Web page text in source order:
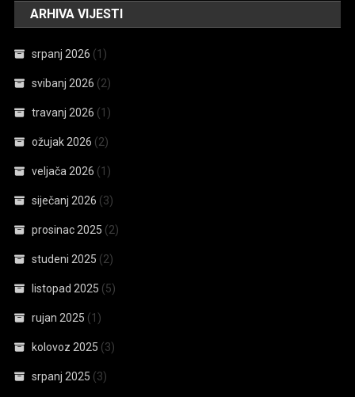
ARHIVA VIJESTI
srpanj 2026 (1)
svibanj 2026 (2)
travanj 2026 (1)
ožujak 2026 (2)
veljača 2026 (1)
siječanj 2026 (3)
prosinac 2025 (2)
studeni 2025 (2)
listopad 2025 (5)
rujan 2025 (1)
kolovoz 2025 (3)
srpanj 2025 (3)